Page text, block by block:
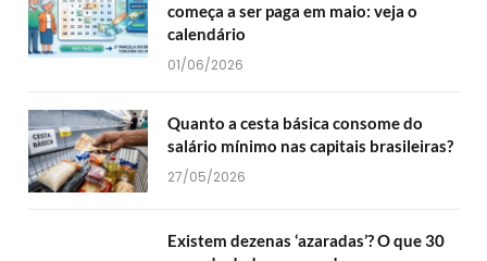
começa a ser paga em maio: veja o
calendário
01/06/2026
Quanto a cesta básica consome do
salário mínimo nas capitais brasileiras?
27/05/2026
Existem dezenas ‘azaradas’? O que 30